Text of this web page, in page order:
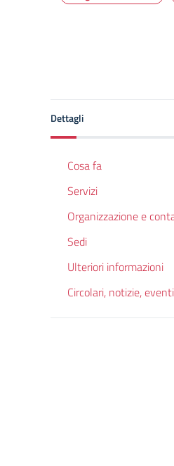
Dettagli
Cosa fa
Servizi
Organizzazione e
Sedi
Ulteriori informazioni
Circolari, notizie,